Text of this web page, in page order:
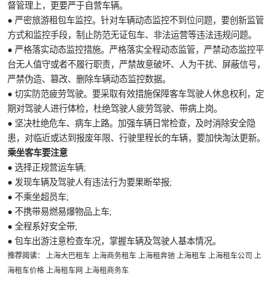
督管理上，更要严于自营车辆。
● 严密旅游租包车监控。针对车辆动态监控不到位问题，要创新监管
方式和监控手段，制止防范无证包车、非法运营等违法违规问题。
● 严格落实动态监控措施。严格落实全程动态监管，严禁动态监控平
台无人值守或者不履行职责，严禁故意破坏、人为干扰、屏蔽信号，
严禁伪造、篡改、删除车辆动态监控数据。
● 切实防范疲劳驾驶。要采取有效措施保障客车驾驶人休息权利，定
期对驾驶人进行体检，杜绝驾驶人疲劳驾驶、带病上岗。
● 坚决杜绝危车、病车上路。加强车辆日常检查，及时消除安全隐
患，对临近或达到报废年限、行驶里程长的车辆，要加快淘汰更新。
乘坐客车要注意
● 选择正规营运车辆;
● 发现车辆及驾驶人有违法行为要果断举报;
● 不乘坐超员车;
● 不携带易燃易爆物品上车;
● 全程系好安全带;
● 包车出游注意检查车况，掌握车辆及驾驶人基本情况。
推荐阅读： 上海大巴租车 上海商务租车 上海租奔驰 上海租车 上海租车公司 上
海租车价格 上海租车网 上海租商务车